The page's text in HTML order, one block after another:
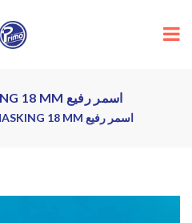
BROWN MASKING 18 MM اسمر رفيع
BROWN MASKING 18 MM اسمر رفيع